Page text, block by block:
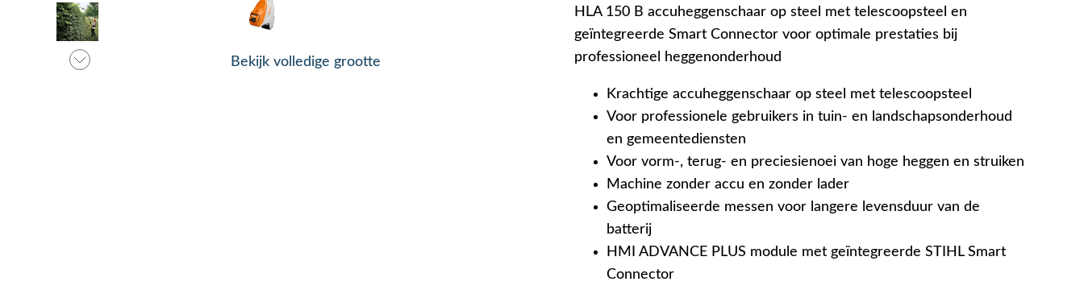
Bekijk volledige grootte
HLA 150 B accuheggenschaar op steel met telescoopsteel en
geïntegreerde Smart Connector voor optimale prestaties bij
professioneel heggenonderhoud
Krachtige accuheggenschaar op steel met telescoopsteel
Voor professionele gebruikers in tuin- en landschapsonderhoud
en gemeentediensten
Voor vorm-, terug- en preciesienoei van hoge heggen en struiken
Machine zonder accu en zonder lader
Geoptimaliseerde messen voor langere levensduur van de
batterij
HMI ADVANCE PLUS module met geïntegreerde STIHL Smart
Connector